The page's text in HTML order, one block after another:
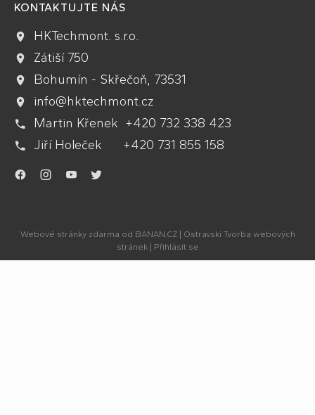
KONTAKTUJTE NÁS
HKTechmont. s.r.o.
Zátiší 750
Bohumín - Skřečoň, 73531
info@hktechmont.cz
Martin Křenek +420 732 338 423
Jiří Holeček +420 731 855 158
Webové stránky zdarma od BANAN.CZ|
Ostravski Tvorba webových
stránek
Přihlásit se